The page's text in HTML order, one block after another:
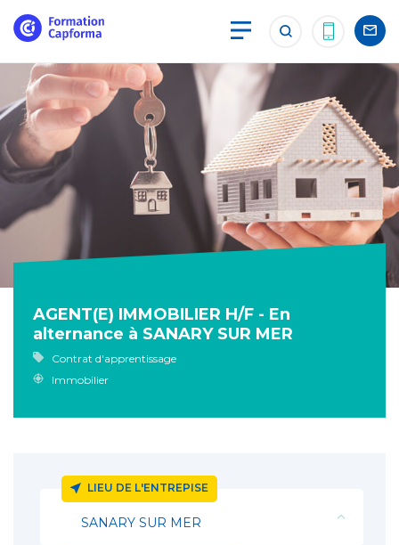
AGENT(E) IMMOBILIER H/F - En
alternance à SANARY SUR MER
Contrat d'apprentissage
Immobilier
LIEU DE L'ENTREPISE
SANARY SUR MER